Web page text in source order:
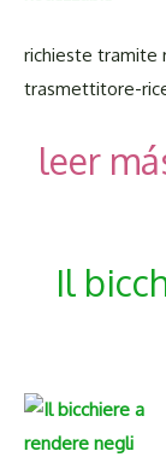
richieste tramite
trasmettitore-
leer
Il